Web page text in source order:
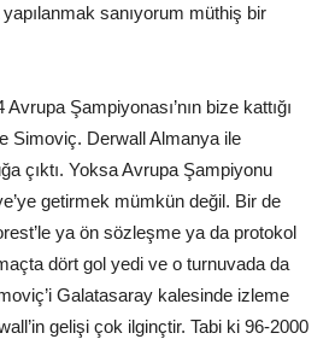
sanıyorum müthiş bir
Avrupa Şampiyonası’nın bize kattığı
Simoviç. Derwall Almanya ile
çıktı. Yoksa Avrupa Şampiyonu
getirmek mümkün değil. Bir de
ya ön sözleşme ya da protokol
dört gol yedi ve o turnuvada da
Galatasaray kalesinde izleme
gelişi çok ilginçtir. Tabi ki 96-2000